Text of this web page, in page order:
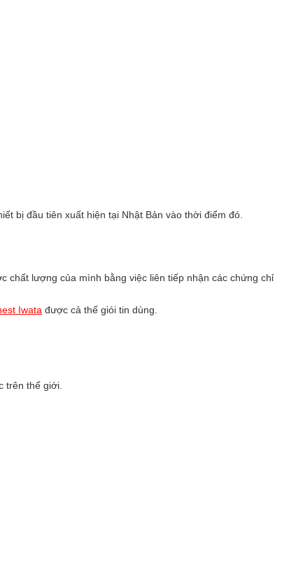
bị đầu tiên xuất hiện tại Nhật Bản vào thời điểm đó.
chất lượng của mình bằng việc liên tiếp nhận các chứng chỉ
Iwata được cả thế giói tin dùng.
trên thế giới.